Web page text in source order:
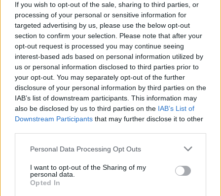
If you wish to opt-out of the sale, sharing to third parties, or
processing of your personal or sensitive information for
targeted advertising by us, please use the below opt-out
section to confirm your selection. Please note that after your
opt-out request is processed you may continue seeing
interest-based ads based on personal information utilized by
us or personal information disclosed to third parties prior to
your opt-out. You may separately opt-out of the further
disclosure of your personal information by third parties on the
IAB’s list of downstream participants. This information may
also be disclosed by us to third parties on the IAB’s List of
Downstream Participants that may further disclose it to other
Personal Data Processing Opt Outs
I want to opt-out of the Sharing of my
personal data.
Opted In
Edentify traitent mes données
personnelles à des fins de
prospection commerciale par email
et/ou par SMS et/ou par téléphone
et/ou par voie
postale, d’identification et
d’élaboration de profils qui
permettront d’améliorer la
pertinence des campagnes
publicitaires adressées aux
intéressé(e)s.
>